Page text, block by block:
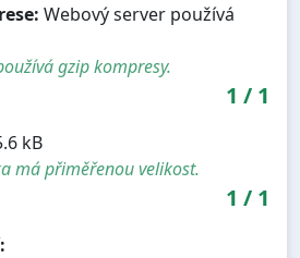
Webový server používá
gzip kompresy.
1 / 1
kB
má přiměřenou velikost.
1 / 1